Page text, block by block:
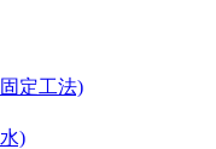
定工法)
)